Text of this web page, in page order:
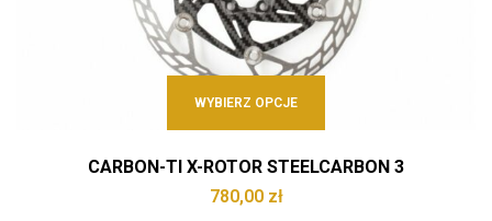
WYBIERZ OPCJE
CARBON-TI X-ROTOR STEELCARBON 3
780,00 zł